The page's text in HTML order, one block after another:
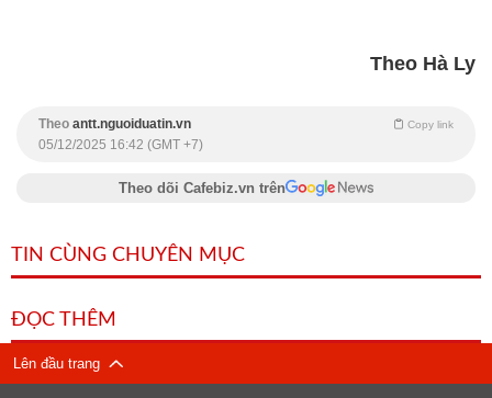
Theo Hà Ly
Theo antt.nguoiduatin.vn Copy link
05/12/2025 16:42 (GMT +7)
Theo dõi Cafebiz.vn trên
TIN CÙNG CHUYÊN MỤC
ĐỌC THÊM
Lên đầu trang